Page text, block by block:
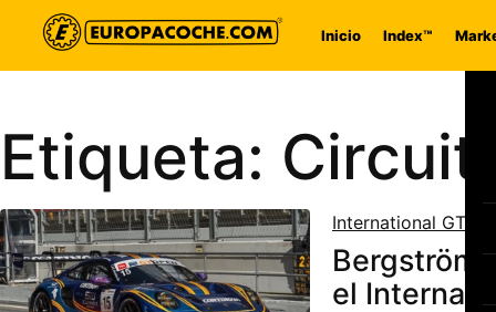
Saltar al contenido
Inicio Index™
Etiqueta:
International GT
Bergström
el